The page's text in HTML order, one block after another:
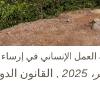
العمل الإنساني في إرساء
, القانون